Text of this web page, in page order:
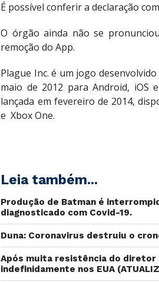
É possível conferir a declaração
O órgão ainda não se
remoção do App.
Plague Inc. é um jogo
maio de 2012 para Android, iOS
lançada em fevereiro de 2014,
e Xbox One.
Leia também...
Produção de Batman é
diagnosticado com Covid-19.
Duna: Coronavirus destruiu o
Após muita resistência do diretor
indefinidamente nos EUA